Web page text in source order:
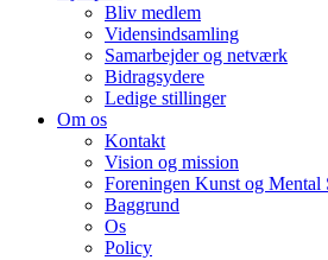
Bliv medlem
Vidensindsamling
Samarbejder og netværk
Bidragsydere
Ledige stillinger
Om os
Kontakt
Vision og mission
Foreningen Kunst og Mental
Baggrund
Os
Policy